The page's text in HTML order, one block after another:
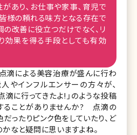
あり、お仕事や家事、育児で
様の頼れる味方となる存在で
の改善に役立つだけでなく、リ
効果を得る手段としても有効
滴による美容治療が盛んに行わ
やインフルエンサーの方々が、
に行ってきたよ!」のような投稿
ることがありませんか? 点滴の
ったりピンク色をしていたり、ど
なと疑問に思いますよね。